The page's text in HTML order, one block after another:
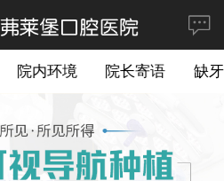
院内环境 院长寄语 缺